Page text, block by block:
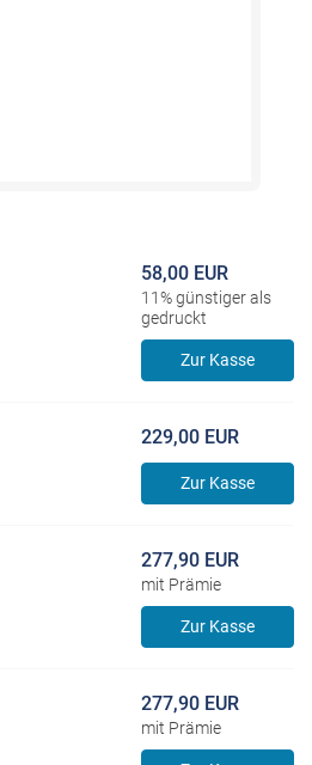
58,00 EUR
11% günstiger als
gedruckt
Zur Kasse
229,00 EUR
Zur Kasse
277,90 EUR
mit Prämie
Zur Kasse
277,90 EUR
mit Prämie